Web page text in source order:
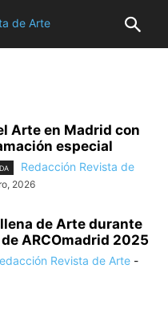
Arte en Madrid con
especial
Redacción Revista de
2026
de Arte durante
ARCOmadrid 2025
Revista de Arte -